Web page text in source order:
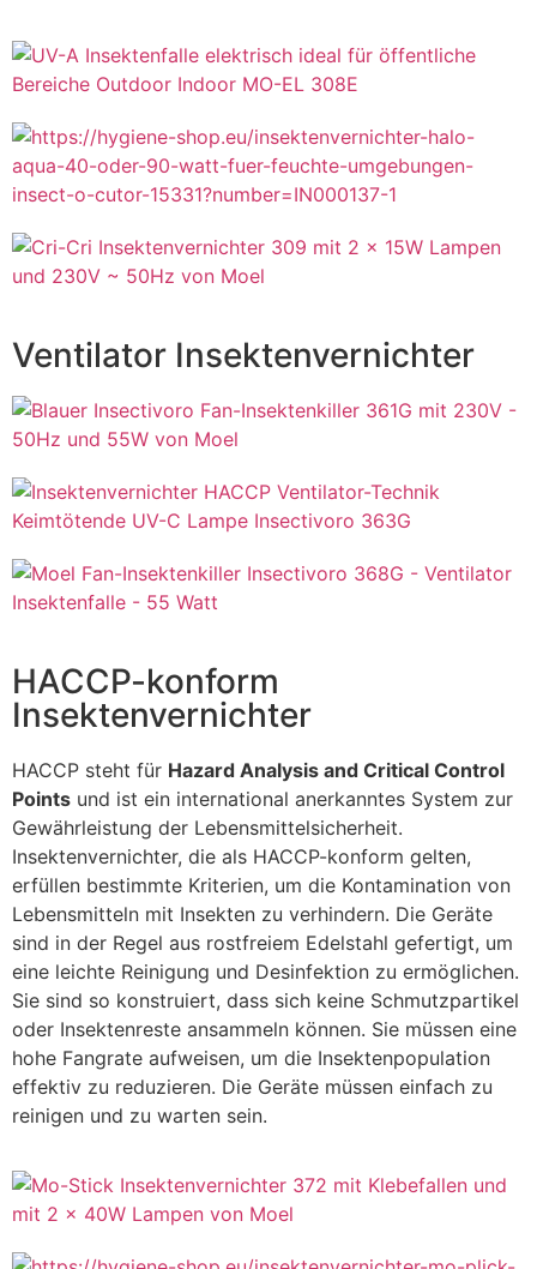
Ventilator Insektenvernichter
HACCP-konform
Insektenvernichter
HACCP steht für Hazard Analysis and Critical Control
Points und ist ein international anerkanntes System zur
Gewährleistung der Lebensmittelsicherheit.
Insektenvernichter, die als HACCP-konform gelten,
erfüllen bestimmte Kriterien, um die Kontamination von
Lebensmitteln mit Insekten zu verhindern. Die Geräte
sind in der Regel aus rostfreiem Edelstahl gefertigt, um
eine leichte Reinigung und Desinfektion zu ermöglichen.
Sie sind so konstruiert, dass sich keine Schmutzpartikel
oder Insektenreste ansammeln können. Sie müssen eine
hohe Fangrate aufweisen, um die Insektenpopulation
effektiv zu reduzieren. Die Geräte müssen einfach zu
reinigen und zu warten sein.